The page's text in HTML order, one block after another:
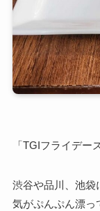
「TGIフライデー
渋谷や品川、池袋
気がぷんぷん漂っ